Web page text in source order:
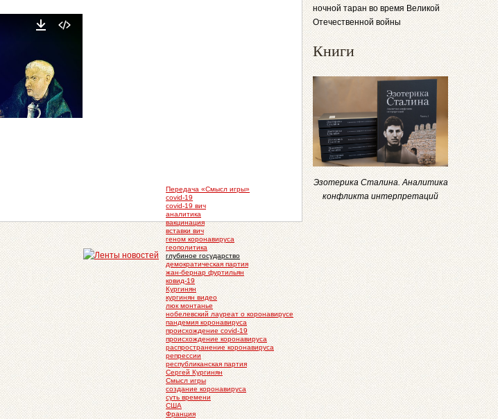
Передача «Смысл игры»
covid-19
covid-19 вич
аналитика
вакцинация
вставки вич
геном коронавируса
геополитика
глубиное государство
демократическая партия
жан-бернар фуртильян
ковид-19
Кургинян
кургинян видео
люк монтанье
нобелевский лауреат о коронавирусе
пандемия коронавируса
происхождение covid-19
происхождение коронавируса
распространение коронавируса
репрессии
республиканская партия
Сергей Кургинян
Смысл игры
создание коронавируса
суть времени
США
Франция
ночной таран во время Великой
Отечественной войны
Книги
Эзотерика Сталина. Аналитика
конфликта интерпретаций